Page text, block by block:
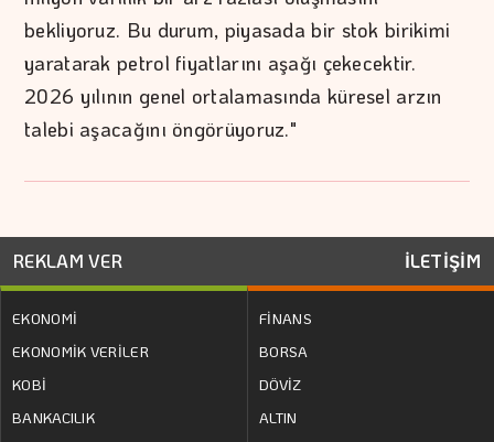
bekliyoruz. Bu durum, piyasada bir stok birikimi
yaratarak petrol fiyatlarını aşağı çekecektir.
2026 yılının genel ortalamasında küresel arzın
talebi aşacağını öngörüyoruz."
REKLAM VER İLETİŞİM
EKONOMİ
EKONOMİK VERİLER
KOBİ
BANKACILIK
FİNANS
BORSA
DÖVİZ
ALTIN